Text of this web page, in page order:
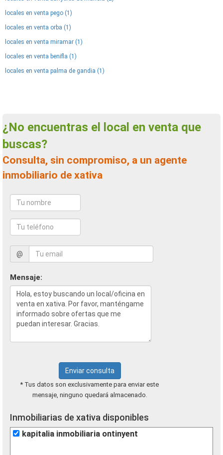
locales en venta pego (1)
locales en venta orba (1)
locales en venta miramar (1)
locales en venta benifla (1)
locales en venta palma de gandia (1)
¿No encuentras el local en venta que
buscas?
Consulta, sin compromiso, a un agente
inmobiliario de xativa
@
Mensaje:
Enviar consulta
* Tus datos son exclusivamente para enviar este
mensaje, ninguno quedará almacenado.
Inmobiliarias de xativa disponibles
kapitalia inmobiliaria ontinyent